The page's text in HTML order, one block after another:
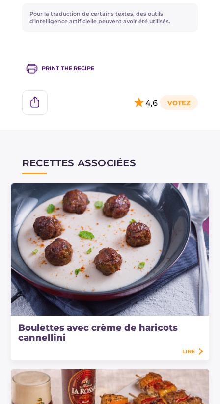
boulettes. En alternative, vous pouvez utiliser
des brochettes en bois.
Pour la traduction de certains textes, des outils
d'intelligence artificielle peuvent avoir été utilisés.
PRINT THE RECIPE
4,6
RECETTES ASSOCIÉES
Boulettes avec crème de haricots
cannellini
LIRE